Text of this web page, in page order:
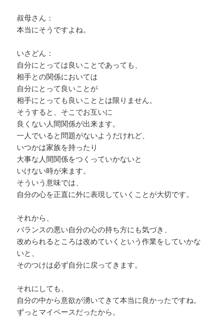
叔母さん：
本当にそうですよね。
いさどん：
自分にとっては良いことであっても、
相手との関係においては
自分にとって良いことが
相手にとっても良いこととは限りません。
そうすると、そこでお互いに
良くない人間関係が出来ます。
一人でいると問題がないようだけれど、
いつかは家族を持ったり
大事な人間関係をつくっていかないと
いけない時が来ます。
そういう意味では、
自分の心を正直に外に表現していくことが大切です。
それから、
バランスの悪い自分の心の持ち方にも気づき、
改められるところは改めていくという作業をしていかな
いと、
そのつけは必ず自分に戻ってきます。
それにしても、
自分の中から意欲が湧いてきて本当に良かったですね。
ずっとマイペースだったから。